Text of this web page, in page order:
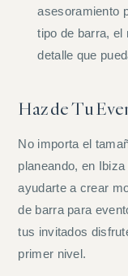
asesoramiento
tipo de barra, el
detalle que
Haz de Tu
No importa el
planeando, en
ayudarte a crear
de barra para
tus invitados
primer nivel.